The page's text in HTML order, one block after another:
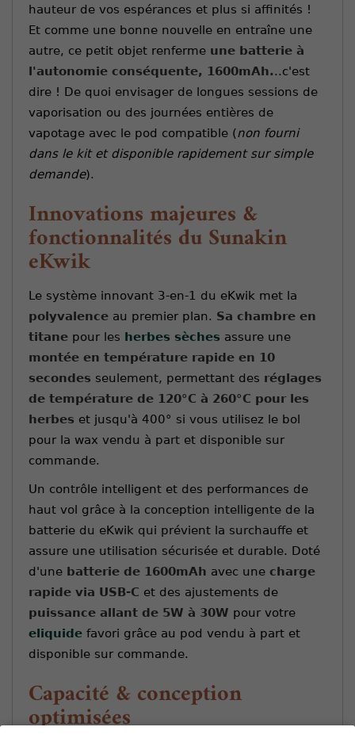
hauteur de vos espérances et plus si affinités !
Et comme une bonne nouvelle en entraîne une
autre, ce petit objet renferme une batterie à
l'autonomie conséquente, 1600mAh...c'est
dire ! De quoi envisager de longues sessions de
vaporisation ou des journées entières de
vapotage avec le pod compatible (non fourni
dans le kit et disponible rapidement sur simple
demande).
Innovations majeures &
fonctionnalités du Sunakin
eKwik
Le système innovant 3-en-1 du eKwik met la
polyvalence au premier plan. Sa chambre en
titane pour les herbes sèches assure une
montée en température rapide en 10
secondes seulement, permettant des réglages
de température de 120°C à 260°C pour les
herbes et jusqu'à 400° si vous utilisez le bol
pour la wax vendu à part et disponible sur
commande.
Un contrôle intelligent et des performances de
haut vol grâce à la conception intelligente de la
batterie du eKwik qui prévient la surchauffe et
assure une utilisation sécurisée et durable. Doté
d'une batterie de 1600mAh avec une charge
rapide via USB-C et des ajustements de
puissance allant de 5W à 30W pour votre
eliquide favori grâce au pod vendu à part et
disponible sur commande.
Capacité & conception
optimisées